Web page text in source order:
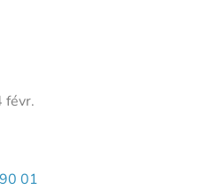
févr.
01